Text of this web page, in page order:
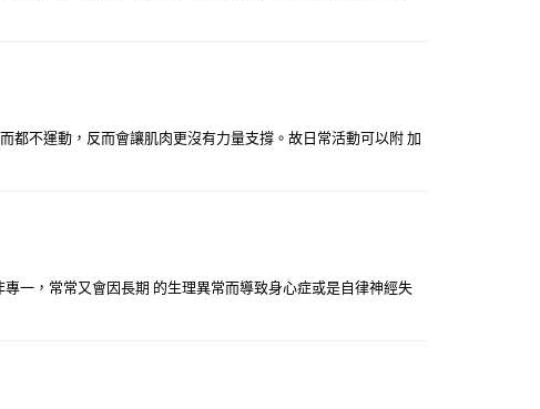
都不運動，反而會讓肌肉更沒有力量支撐。故日常活動可以附 加
一，常常又會因長期 的生理異常而導致身心症或是自律神經失